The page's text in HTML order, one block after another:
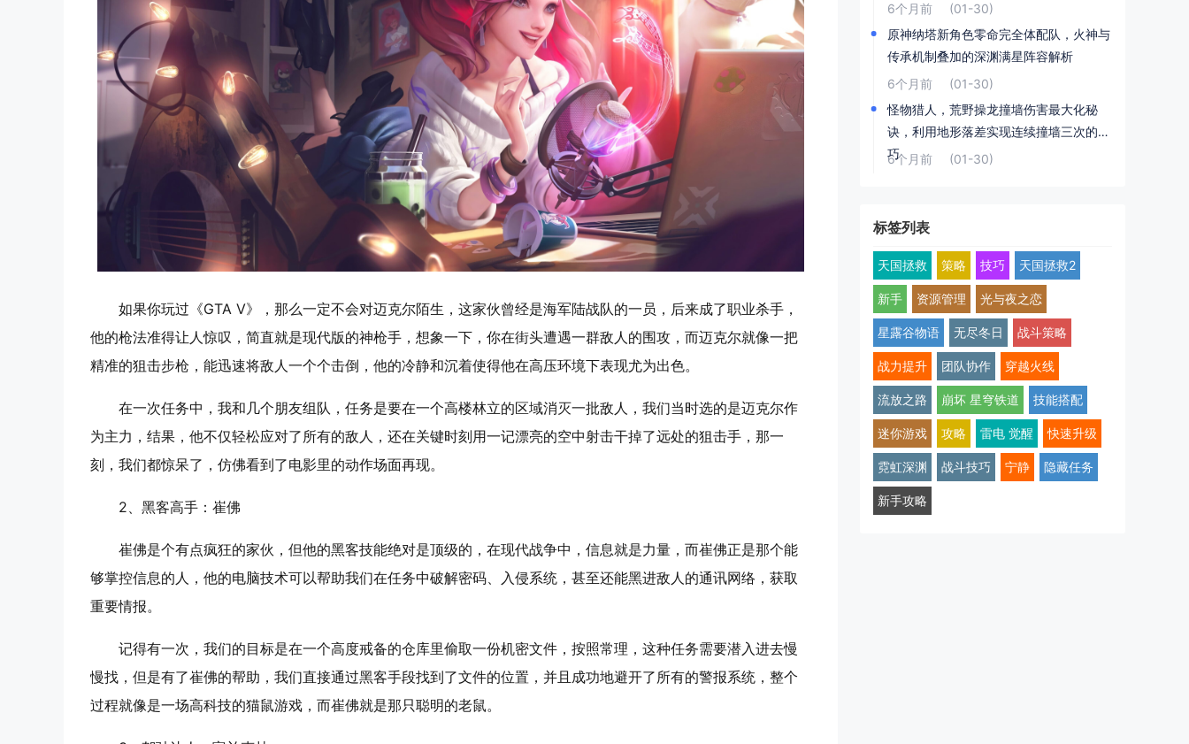
如果你玩过《GTA V》，那么一定不会对迈克尔陌生，这家伙曾经是海军陆战队的一员，后来成了职业杀手，
他的枪法准得让人惊叹，简直就是现代版的神枪手，想象一下，你在街头遭遇一群敌人的围攻，而迈克尔就像一把
精准的狙击步枪，能迅速将敌人一个个击倒，他的冷静和沉着使得他在高压环境下表现尤为出色。
在一次任务中，我和几个朋友组队，任务是要在一个高楼林立的区域消灭一批敌人，我们当时选的是迈克尔作
为主力，结果，他不仅轻松应对了所有的敌人，还在关键时刻用一记漂亮的空中射击干掉了远处的狙击手，那一
刻，我们都惊呆了，仿佛看到了电影里的动作场面再现。
2、 黑客高手：崔佛
崔佛是个有点疯狂的家伙，但他的黑客技能绝对是顶级的，在现代战争中，信息就是力量，而崔佛正是那个能
够掌控信息的人，他的电脑技术可以帮助我们在任务中破解密码、入侵系统，甚至还能黑进敌人的通讯网络，获取
重要情报。
记得有一次，我们的目标是在一个高度戒备的仓库里偷取一份机密文件，按照常理，这种任务需要潜入进去慢
慢找，但是有了崔佛的帮助，我们直接通过黑客手段找到了文件的位置，并且成功地避开了所有的警报系统，整个
过程就像是一场高科技的猫鼠游戏，而崔佛就是那只聪明的老鼠。
6个月前
(01-30)
原神纳塔新角色零命完全体配队，火神与
传承机制叠加的深渊满星阵容解析
6个月前
(01-30)
怪物猎人，荒野操龙撞墙伤害最大化秘
诀，利用地形落差实现连续撞墙三次的技
巧
6个月前 (01-30)
标签列表
天国拯救 策略 技巧 天国拯救2
新手 资源管理 光与夜之恋
星露谷物语 无尽冬日 战斗策略
战力提升 团队协作 穿越火线
流放之路 崩坏 星穹铁道 技能搭配
迷你游戏 攻略 雷电 觉醒 快速升级
霓虹深渊 战斗技巧 宁静 隐藏任务
新手攻略